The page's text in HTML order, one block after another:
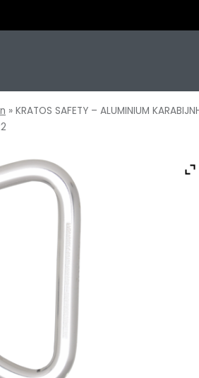
» KRATOS SAFETY – ALUMINIUM